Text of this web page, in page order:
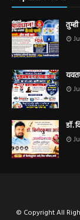
डॉ.
© Copyright All